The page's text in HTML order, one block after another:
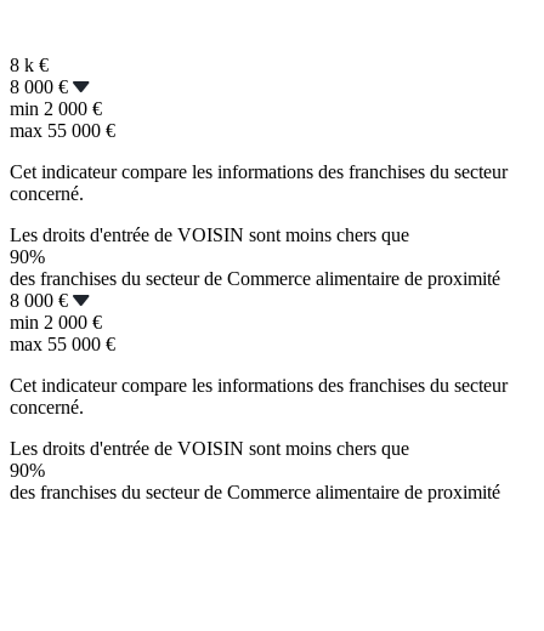
8 k €
8 000 €
min 2 000 €
max 55 000 €
Cet indicateur compare les informations des franchises du secteur
concerné.
Les droits d'entrée de VOISIN sont moins chers que
90%
des franchises du secteur de Commerce alimentaire de proximité
8 000 €
min 2 000 €
max 55 000 €
Cet indicateur compare les informations des franchises du secteur
concerné.
Les droits d'entrée de VOISIN sont moins chers que
90%
des franchises du secteur de Commerce alimentaire de proximité